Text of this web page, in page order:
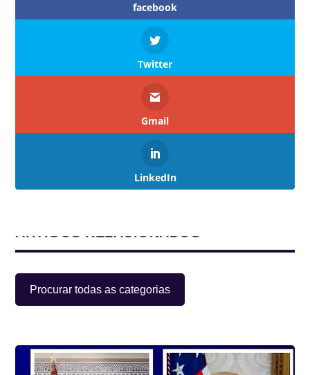
facebook
Twitter
Gmail
LinkedIn
ARTIGOS RELACIONADOS
Procurar todas as categorias